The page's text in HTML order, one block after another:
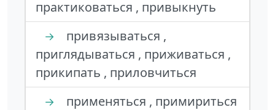
практиковаться , привыкнуть
→
привязываться ,
приглядываться , приживаться ,
прикипать , приловчиться
→
применяться , примириться